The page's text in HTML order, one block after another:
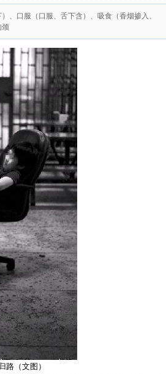
、口服（口服、舌下含）、吸食（香烟掺入、
颈
路（文图）